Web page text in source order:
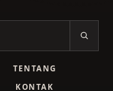
TENTANG
KONTAK